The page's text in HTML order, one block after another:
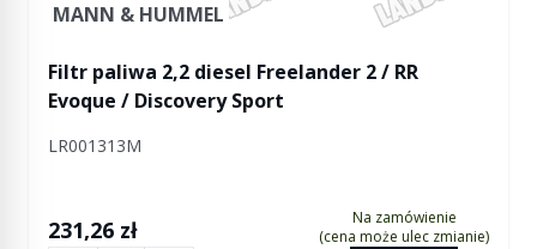
MANN & HUMMEL
Filtr paliwa 2,2 diesel Freelander 2 / RR
Evoque / Discovery Sport
LR001313M
231,26 zł
Na zamówienie
(cena może ulec zmianie)